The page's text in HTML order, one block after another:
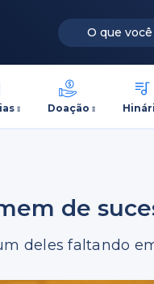
Doação
de
deles faltando